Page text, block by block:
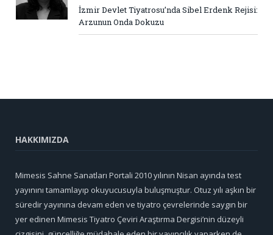
İzmir Devlet Tiyatrosu’nda Sibel Erdenk Rejisi:
Arzunun Onda Dokuzu
HAKKIMIZDA
Mimesis Sahne Sanatları Portali 2010 yılının Nisan ayında test
yayınını tamamlayıp okuyucusuyla buluşmuştur. Otuz yılı aşkın bir
süredir yayınına devam eden ve tiyatro çevrelerinde saygın bir
yer edinen Mimesis Tiyatro Çeviri Araştırma Dergisi’nin düzeyli